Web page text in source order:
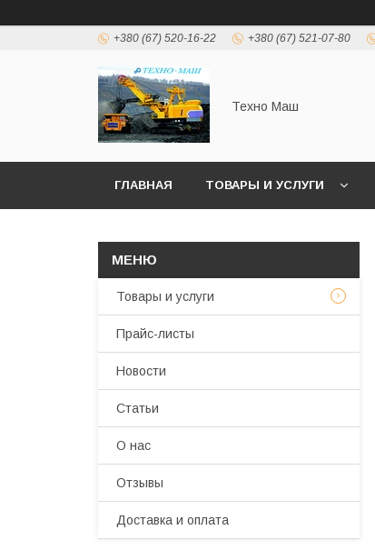
+380 (67) 520-16-22 +380 (67) 521-07-80
Техно Маш
ГЛАВНАЯ ТОВАРЫ И УСЛУГИ
Товары и услуги
Прайс-листы
Новости
Статьи
О нас
Отзывы
Доставка и оплата